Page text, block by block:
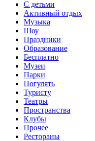
С детьми
Активный отдых
Музыка
Шоу
Праздники
Образование
Бесплатно
Музеи
Парки
Погулять
Туристу
Театры
Пространства
Клубы
Прочее
Рестораны